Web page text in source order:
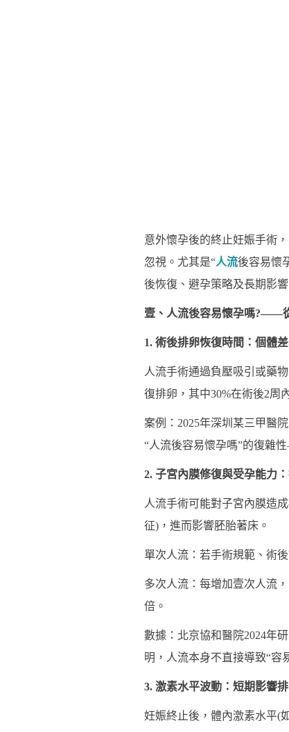
意外懷孕後的終止妊娠手術
忽視。尤其是“人流後容易懷
後恢復、避孕策略及長期影
壹、人流後容易懷孕嗎?——
1. 術後排卵恢復時間：個體
人流手術通過負壓吸引或藥
復排卵，其中30%在術後2周
案例：2025年深圳某三甲醫
“人流後容易懷孕嗎”的復雜
2. 子宮內膜修復與受孕能力
人流手術可能對子宮內膜造
征)，進而影響胚胎著床。
單次人流：若手術規範、術
多次人流：每增加壹次人流
倍。
數據：北京協和醫院2024年
明，人流本身不直接導致“容
3. 激素水平波動：短期影響
妊娠終止後，體內激素水平(